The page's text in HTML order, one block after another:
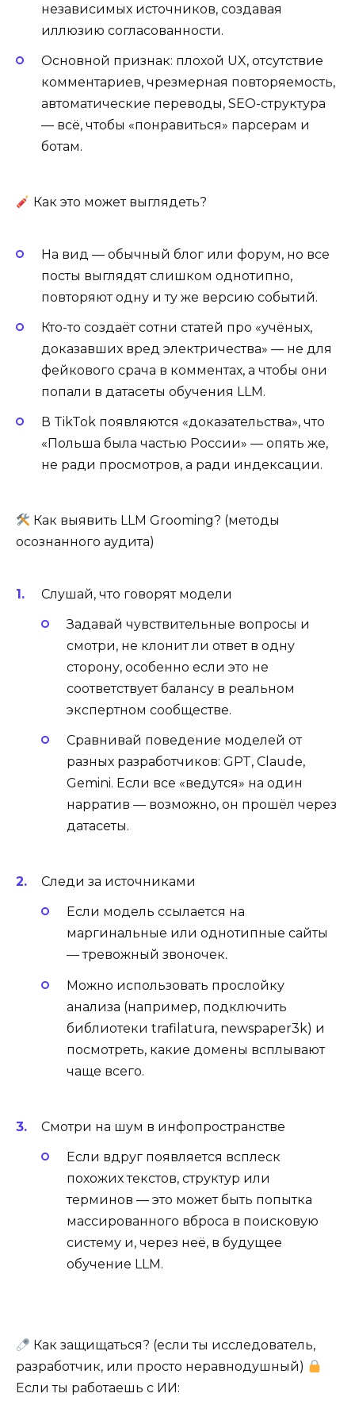
независимых источников, создавая
иллюзию согласованности.
Основной признак: плохой UX, отсутствие
комментариев, чрезмерная повторяемость,
автоматические переводы, SEO-структура
— всё, чтобы «понравиться» парсерам и
ботам.
Как это может выглядеть?
На вид — обычный блог или форум, но все
посты выглядят слишком однотипно,
повторяют одну и ту же версию событий.
Кто-то создаёт сотни статей про «учёных,
доказавших вред электричества» — не для
фейкового срача в комментах, а чтобы они
попали в датасеты обучения LLM.
В TikTok появляются «доказательства», что
«Польша была частью России» — опять же,
не ради просмотров, а ради индексации.
Как выявить LLM Grooming? (методы
осознанного аудита)
Слушай, что говорят модели
Задавай чувствительные вопросы и
смотри, не клонит ли ответ в одну
сторону, особенно если это не
соответствует балансу в реальном
экспертном сообществе.
Сравнивай поведение моделей от
разных разработчиков: GPT, Claude,
Gemini. Если все «ведутся» на один
нарратив — возможно, он прошёл через
датасеты.
Следи за источниками
Если модель ссылается на
маргинальные или однотипные сайты
— тревожный звоночек.
Можно использовать прослойку
анализа (например, подключить
библиотеки trafilatura, newspaper3k) и
посмотреть, какие домены всплывают
чаще всего.
Смотри на шум в инфопространстве
Если вдруг появляется всплеск
похожих текстов, структур или
терминов — это может быть попытка
массированного вброса в поисковую
систему и, через неё, в будущее
обучение LLM.
Как защищаться? (если ты исследователь,
разработчик, или просто неравнодушный)
Если ты работаешь с ИИ: